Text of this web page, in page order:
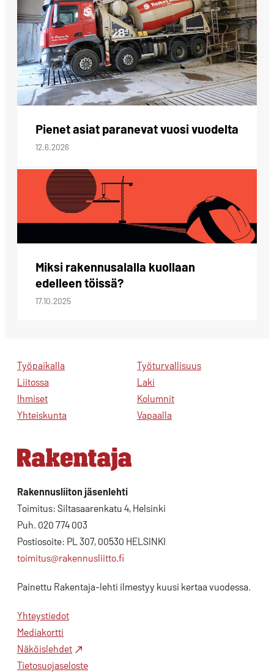
Pienet asiat paranevat vuosi vuodelta
12.6.2026
Miksi rakennusalalla kuollaan
edelleen töissä?
17.10.2025
Työpaikalla
Liitossa
Ihmiset
Yhteiskunta
Työturvallisuus
Laki
Kolumnit
Vapaalla
Rakennusliiton jäsenlehti
Toimitus: Siltasaarenkatu 4, Helsinki
Puh. 020 774 003
Postiosoite: PL 307, 00530 HELSINKI
toimitus@rakennusliitto.fi
Painettu Rakentaja-lehti ilmestyy kuusi kertaa vuodessa.
Yhteystiedot
Mediakortti
Näköislehdet
Tietosuojaseloste